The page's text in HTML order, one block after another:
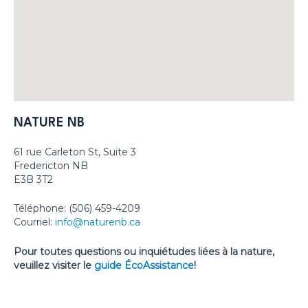
NATURE NB
61 rue Carleton St, Suite 3
Fredericton NB
E3B 3T2
Téléphone: (506) 459-4209
Courriel: info@naturenb.ca
Pour toutes questions ou inquiétudes liées à la nature,
veuillez visiter le guide ÉcoAssistance!